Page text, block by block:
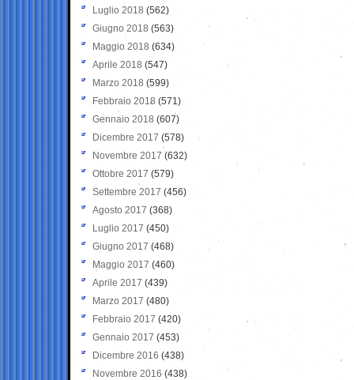
Luglio 2018 (562)
Giugno 2018 (563)
Maggio 2018 (634)
Aprile 2018 (547)
Marzo 2018 (599)
Febbraio 2018 (571)
Gennaio 2018 (607)
Dicembre 2017 (578)
Novembre 2017 (632)
Ottobre 2017 (579)
Settembre 2017 (456)
Agosto 2017 (368)
Luglio 2017 (450)
Giugno 2017 (468)
Maggio 2017 (460)
Aprile 2017 (439)
Marzo 2017 (480)
Febbraio 2017 (420)
Gennaio 2017 (453)
Dicembre 2016 (438)
Novembre 2016 (438)